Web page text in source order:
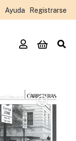
Ayuda Registrarse